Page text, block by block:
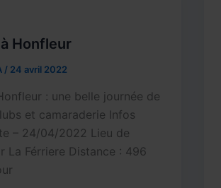
Honfleur
/ 24 avril 2022
: une belle journée de
et camaraderie Infos
– 24/04/2022 Lieu de
La Férriere Distance : 496